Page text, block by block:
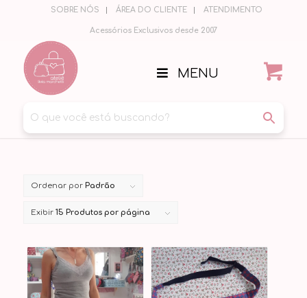
SOBRE NÓS ÁREA DO CLIENTE ATENDIMENTO
Acessórios Exclusivos desde 2007
MENU
Ordenar por Padrão
Exibir 15 Produtos por página